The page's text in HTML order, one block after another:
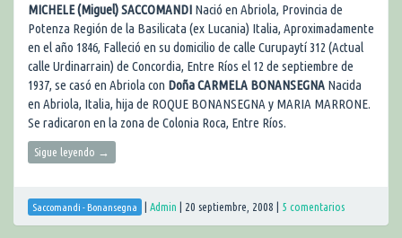
MICHELE (Miguel) SACCOMANDI Nació en Abriola, Provincia de
Potenza Región de la Basilicata (ex Lucania) Italia, Aproximadamente
en el año 1846, Falleció en su domicilio de calle Curupaytí 312 (Actual
calle Urdinarrain) de Concordia, Entre Ríos el 12 de septiembre de
1937, se casó en Abriola con Doña CARMELA BONANSEGNA Nacida
en Abriola, Italia, hija de ROQUE BONANSEGNA y MARIA MARRONE.
Se radicaron en la zona de Colonia Roca, Entre Ríos.
Sigue leyendo →
Saccomandi - Bonansegna | Admin | 20 septiembre, 2008 | 5 comentarios